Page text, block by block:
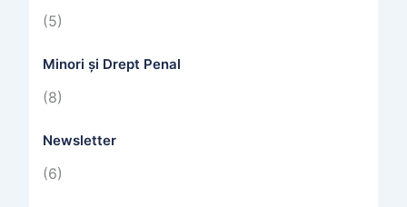
(5)
Minori și Drept Penal
(8)
Newsletter
(6)